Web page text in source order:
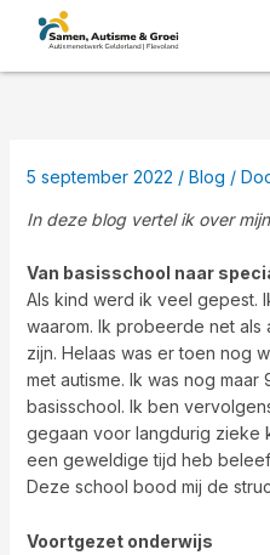
5 september 2022 / Blog /
In deze blog vertel ik over
Van basisschool naar
Als kind werd ik veel gepest.
waarom. Ik probeerde net
zijn. Helaas was er toen nog
met autisme. Ik was nog
basisschool. Ik ben
gegaan voor langdurig zieke
een geweldige tijd heb
Deze school bood mij de
Voortgezet onderwijs